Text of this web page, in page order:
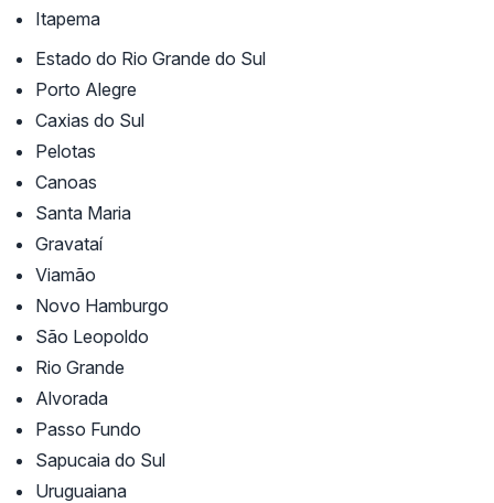
Itapema
Estado do Rio Grande do Sul
Porto Alegre
Caxias do Sul
Pelotas
Canoas
Santa Maria
Gravataí
Viamão
Novo Hamburgo
São Leopoldo
Rio Grande
Alvorada
Passo Fundo
Sapucaia do Sul
Uruguaiana